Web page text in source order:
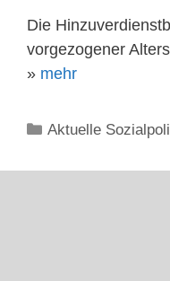
Die
vorgezogener
» mehr
Kategorien
Aktuelle